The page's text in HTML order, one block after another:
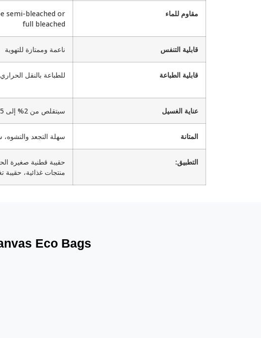
مقاوم للماء
semi-bleached or
full bleached
قابلية التنفس ناعمة وممتازة للتهوية
قابلية الطباعة للطباعة بالنقل
عناية الغسيل سيتقلص من 2% إلى 5% بعد الغسيل
المتانة سهلة التجعد والتشوه،
التطبيق:
حقيبة قطنية صغيرة
منتجات غذائية، حقيبة
Eco Bags